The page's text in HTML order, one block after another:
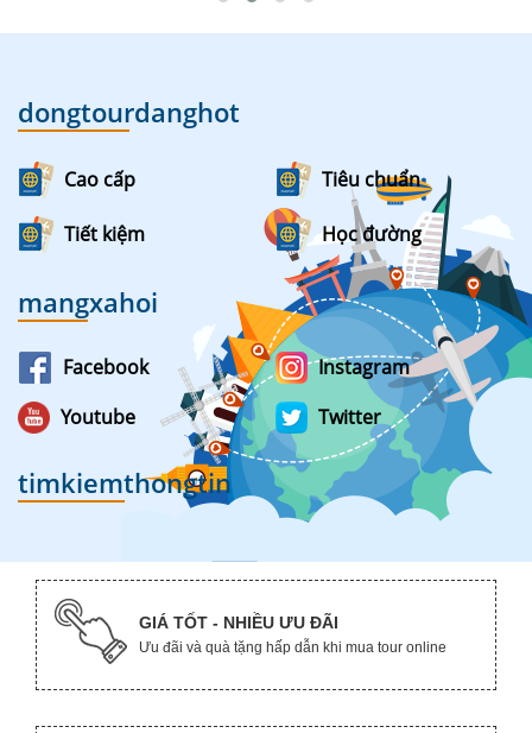
dongtourdanghot
Cao cấp Tiêu chuẩn
Tiết kiệm Học đường
mangxahoi
Facebook
Instagram
Youtube
Twitter
timkiemthongtin
GIÁ TỐT - NHIỀU ƯU ĐÃI
Ưu đãi và quà tặng hấp dẫn khi mua tour online